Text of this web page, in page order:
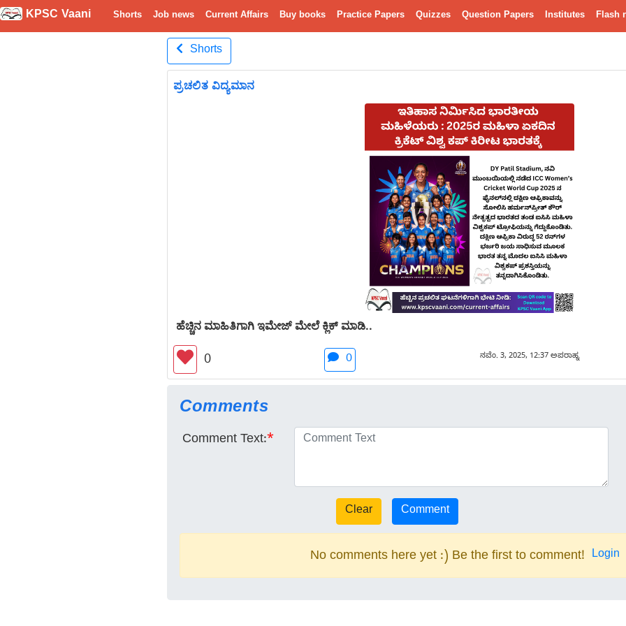
KPSC Vaani Shorts Job news Current Affairs Buy books Practice Papers Quizzes Question Papers Institutes Flash
Shorts
ಪ್ರಚಲಿತ ವಿದ್ಯಮಾನ
ಹೆಚ್ಚಿನ ಮಾಹಿತಿಗಾಗಿ ಇಮೇಜ್ ಮೇಲೆ ಕ್ಲಿಕ್ ಮಾಡಿ..
0 0 ನವೆಂ. 3, 2025, 12:37 ಅಪರಾಹ್ನ
Comments
Comment Text:*
No comments here yet :) Be the first to comment! Login